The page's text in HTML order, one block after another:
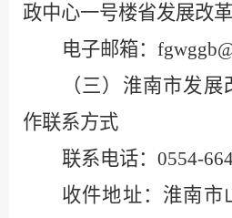
政中心一号楼省发展改
电子邮箱：
（三）淮南市发
作联系方式
联系电话： 0554-
收件地址：淮南市